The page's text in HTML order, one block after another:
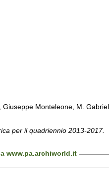
Monteleone, M.
per il quadriennio 2013-2017.
www.pa.archiworld.it